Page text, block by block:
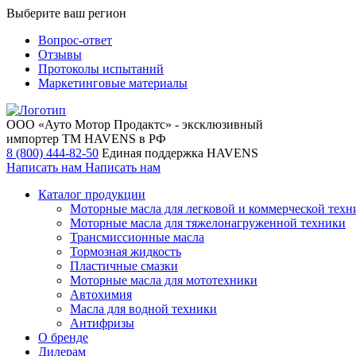
Выберите ваш регион
Вопрос-ответ
Отзывы
Протоколы испытаний
Маркетинговые материалы
ООО «Ауто Мотор Продактс» - эксклюзивный
импортер ТМ HAVENS в РФ
8 (800) 444-82-50 Единая поддержка HAVENS
Написать нам Написать нам
Каталог продукции
Моторные масла для легковой и коммерческой
Моторные масла для тяжелонагруженной техники
Трансмиссионные масла
Тормозная жидкость
Пластичные смазки
Моторные масла для мототехники
Автохимия
Масла для водной техники
Антифризы
О бренде
Дилерам